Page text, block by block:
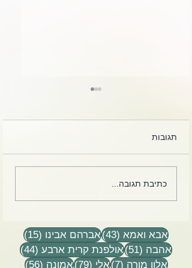
לקט מכתבים, הקלטות
תגובות
כתיבת תגובה...
אבא ואמא (43) 43 פוסטים
אברהם אבינו (15)
15 פוסטים
אהבה (51) 51 פוסטים
אולפנת קרית ארבע (44)
44 פוסטים
אלון מורה (7) 7 פוסטיםאלי (79) 79 פוסטים
אמונה (56)
56 פוסטים